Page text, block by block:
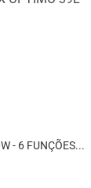
- 6 FUNÇÕES...